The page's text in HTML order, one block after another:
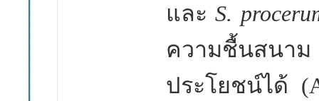
และS.
ความชื้นสนาม
ประโยชน์ได้